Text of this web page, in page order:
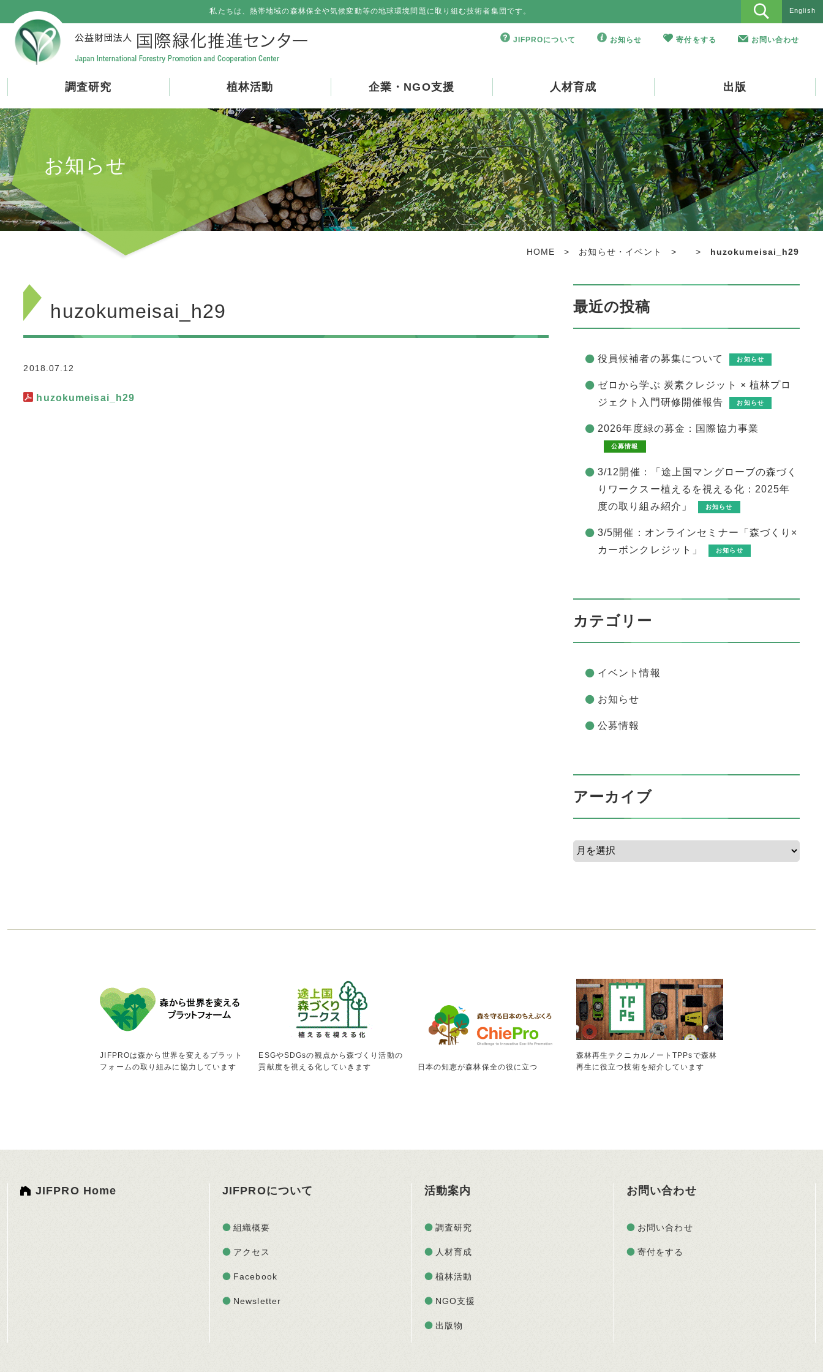
私たちは、熱帯地域の森林保全や気候変動等の地球環境問題に取り組む技術者集団です。 English
JIFPROについて お知らせ 寄付をする お問い合わせ
調査研究 植林活動 企業・NGO支援 人材育成 出版
お知らせ
HOME > お知らせ・イベント > > huzokumeisai_h29
huzokumeisai_h29
2018.07.12
huzokumeisai_h29
最近の投稿
役員候補者の募集について お知らせ
ゼロから学ぶ 炭素クレジット × 植林プロ
ジェクト入門研修開催報告
お知らせ
2026年度緑の募金：国際協力事業
公募情報
3/12開催：「途上国マングローブの森づく
りワークスー植えるを視える化：2025年
度の取り組み紹介」
お知らせ
3/5開催：オンラインセミナー「森づくり×
カーボンクレジット」
お知らせ
カテゴリー
イベント情報
お知らせ
公募情報
アーカイブ
JIFPROは森から世界を変えるプラット
フォームの取り組みに協力しています
ESGやSDGsの観点から森づくり活動の
貢献度を視える化していきます
日本の知恵が森林保全の役に立つ
森林再生テクニカルノートTPPsで森林
再生に役立つ技術を紹介しています
JIFPRO Home JIFPROについて
組織概要
アクセス
Facebook
Newsletter
活動案内
調査研究
人材育成
植林活動
NGO支援
出版物
お問い合わせ
お問い合わせ
寄付をする